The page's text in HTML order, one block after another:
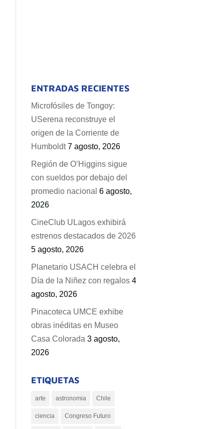
ENTRADAS RECIENTES
Microfósiles de Tongoy:
USerena reconstruye el
origen de la Corriente de
Humboldt 7 agosto, 2026
Región de O’Higgins sigue
con sueldos por debajo del
promedio nacional 6 agosto,
2026
CineClub ULagos exhibirá
estrenos destacados de 2026
5 agosto, 2026
Planetario USACH celebra el
Día de la Niñez con regalos 4
agosto, 2026
Pinacoteca UMCE exhibe
obras inéditas en Museo
Casa Colorada 3 agosto,
2026
ETIQUETAS
arte astronomia Chile
ciencia Congreso Futuro